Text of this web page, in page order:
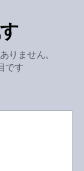
りません。
です